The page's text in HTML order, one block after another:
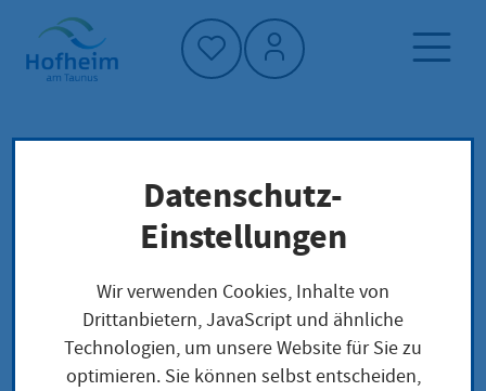
Startseite"
Dienstleistung-Finder
Verwaltungsstruktur
Landeswohlfahrtsverband Hessen, Fachbereich
f. Menschen mit körperl. oder
Sinnesbehinderung, Regionalverwaltung
Wiesbaden
Datenschutz-
Einstellungen
Wir verwenden Cookies, Inhalte von
Drittanbietern, JavaScript und ähnliche
Technologien, um unsere Website für Sie zu
optimieren. Sie können selbst entscheiden,